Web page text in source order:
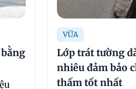
VỮA
Lớp trát tường
nhiêu đảm bảo
thấm tốt nhất